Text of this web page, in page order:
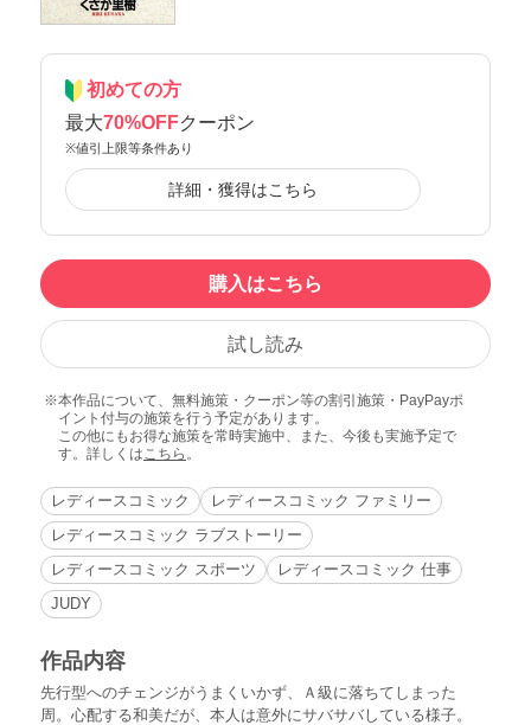
初めての方
最大70%OFFクーポン
※値引上限等条件あり
詳細・獲得はこちら
購入はこちら
試し読み
本作品について、無料施策・クーポン等の割引施策・PayPayポ
イント付与の施策を行う予定があります。
この他にもお得な施策を常時実施中、また、今後も実施予定で
す。詳しくはこちら 。
レディースコミック
レディースコミック ファミリー
レディースコミック ラブストーリー
レディースコミック スポーツ
レディースコミック 仕事
JUDY
作品内容
先行型へのチェンジがうまくいかず、Ａ級に落ちてしまった
周。心配する和美だが、本人は意外にサバサバしている様子。